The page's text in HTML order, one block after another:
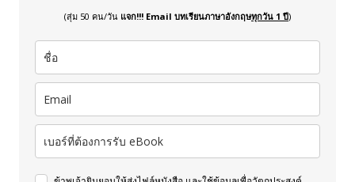
(สุ่ม 50 คน/วัน แจก!!! Email บทเรียนภาษาอังกฤษทุกวัน 1 ปี)